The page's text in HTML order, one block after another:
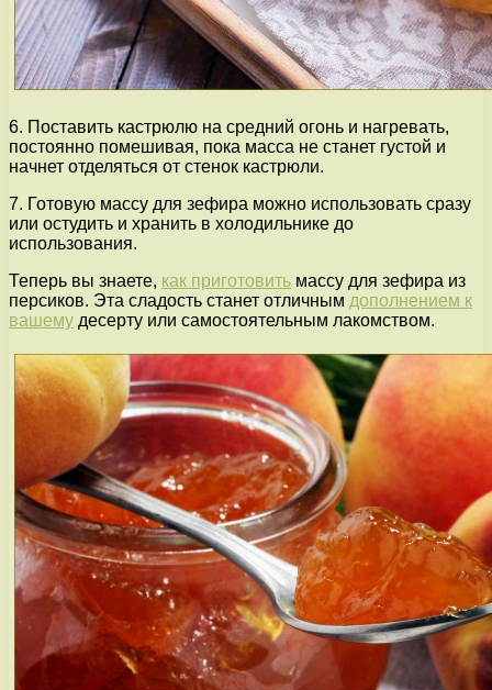
6. Поставить кастрюлю на средний огонь и нагревать,
постоянно помешивая, пока масса не станет густой и
начнет отделяться от стенок кастрюли.
7. Готовую массу для зефира можно использовать сразу
или остудить и хранить в холодильнике до
использования.
Теперь вы знаете, как приготовить массу для зефира из
персиков. Эта сладость станет отличным дополнением к
вашему десерту или самостоятельным лакомством.